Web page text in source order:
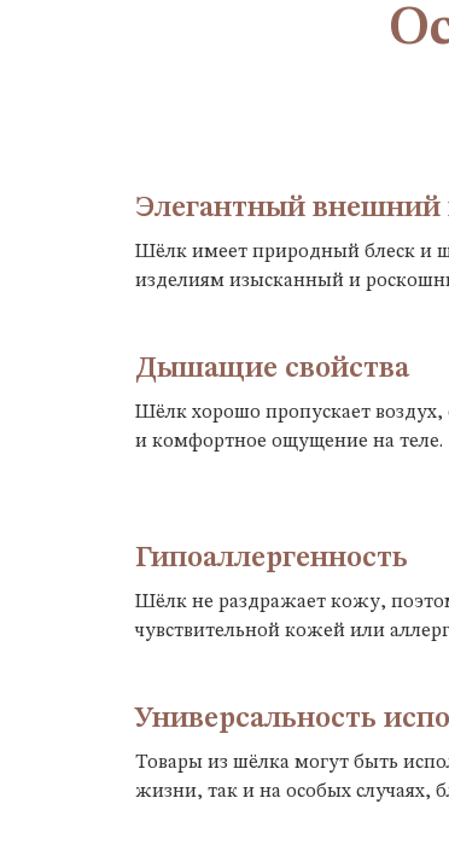
Элегантный внешний
Шёлк имеет природный блеск и
изделиям изысканный и
Дышащие свойства
Шёлк хорошо пропускает
и комфортное ощущение на теле.
Гипоаллергенность
Шёлк не раздражает кожу,
чувствительной кожей или
Универсальность
Товары из шёлка могут быть
жизни, так и на особых случаях,